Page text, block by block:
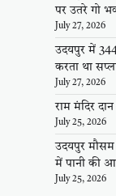
पर उतरे गो
July 27, 2026
उदयपुर में
करता था
July 27, 2026
राम मंदिर
July 25, 2026
उदयपुर मौसम
में पानी की
July 25, 2026